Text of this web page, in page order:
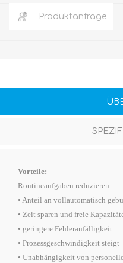
Produktanfrage
Vorteile:
Routineaufgaben reduzieren
• Anteil an vollautomatisch
• Zeit sparen und freie
• geringere Fehleranfälligkeit
• Prozessgeschwindigkeit steigt
• Unabhängigkeit von